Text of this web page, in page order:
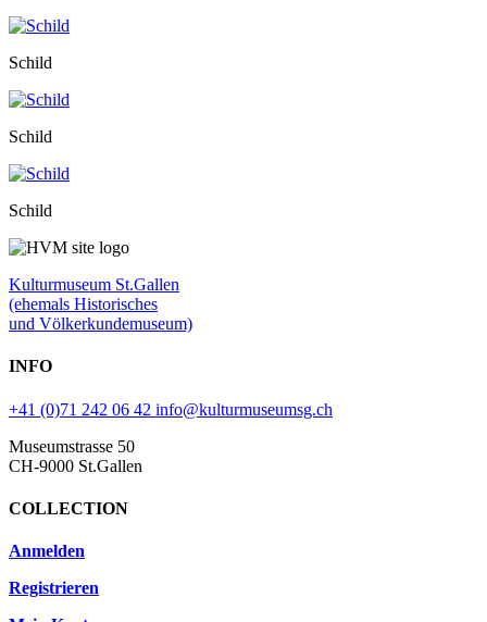
Schild
Schild
Schild
Kulturmuseum St.Gallen
(ehemals Historisches
und Völkerkundemuseum)
INFO
+41 (0)71 242 06 42 info@kulturmuseumsg.ch
Museumstrasse 50
CH-9000 St.Gallen
COLLECTION
Anmelden
Registrieren